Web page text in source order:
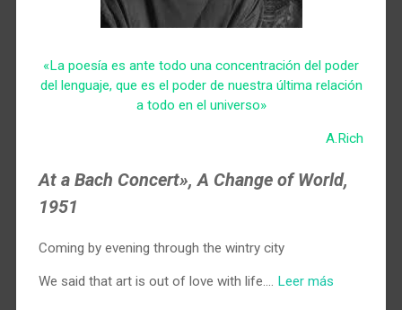
«La poesía es ante todo una concentración del poder
del lenguaje, que es el poder de nuestra última relación
a todo en el universo»
A.Rich
At a Bach Concert», A Change of World,
1951
Coming by evening through the wintry city
We said that art is out of love with life.… Leer más